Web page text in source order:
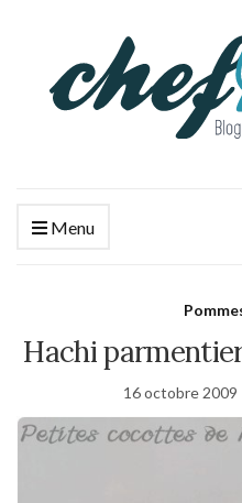
Menu
Hachi
16 octobre 2009